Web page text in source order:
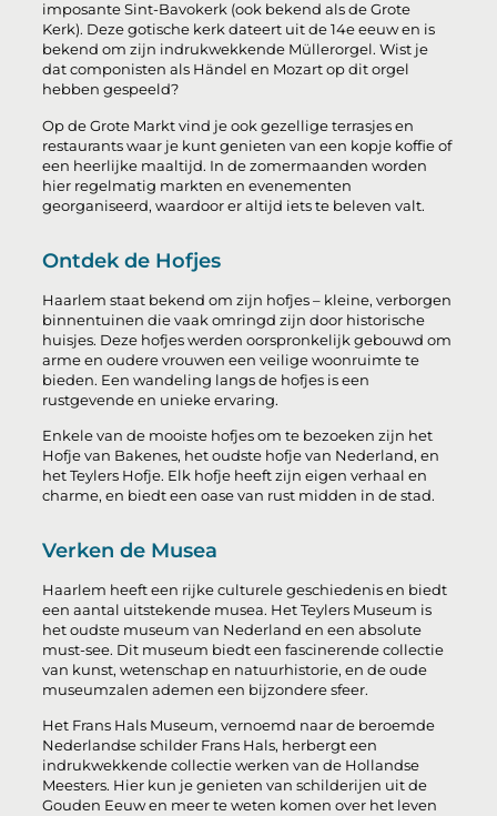
imposante Sint-Bavokerk (ook bekend als de Grote
Kerk). Deze gotische kerk dateert uit de 14e eeuw en is
bekend om zijn indrukwekkende Müllerorgel. Wist je
dat componisten als Händel en Mozart op dit orgel
hebben gespeeld?
Op de Grote Markt vind je ook gezellige terrasjes en
restaurants waar je kunt genieten van een kopje koffie of
een heerlijke maaltijd. In de zomermaanden worden
hier regelmatig markten en evenementen
georganiseerd, waardoor er altijd iets te beleven valt.
Ontdek de Hofjes
Haarlem staat bekend om zijn hofjes – kleine, verborgen
binnentuinen die vaak omringd zijn door historische
huisjes. Deze hofjes werden oorspronkelijk gebouwd om
arme en oudere vrouwen een veilige woonruimte te
bieden. Een wandeling langs de hofjes is een
rustgevende en unieke ervaring.
Enkele van de mooiste hofjes om te bezoeken zijn het
Hofje van Bakenes, het oudste hofje van Nederland, en
het Teylers Hofje. Elk hofje heeft zijn eigen verhaal en
charme, en biedt een oase van rust midden in de stad.
Verken de Musea
Haarlem heeft een rijke culturele geschiedenis en biedt
een aantal uitstekende musea. Het Teylers Museum is
het oudste museum van Nederland en een absolute
must-see. Dit museum biedt een fascinerende collectie
van kunst, wetenschap en natuurhistorie, en de oude
museumzalen ademen een bijzondere sfeer.
Het Frans Hals Museum, vernoemd naar de beroemde
Nederlandse schilder Frans Hals, herbergt een
indrukwekkende collectie werken van de Hollandse
Meesters. Hier kun je genieten van schilderijen uit de
Gouden Eeuw en meer te weten komen over het leven